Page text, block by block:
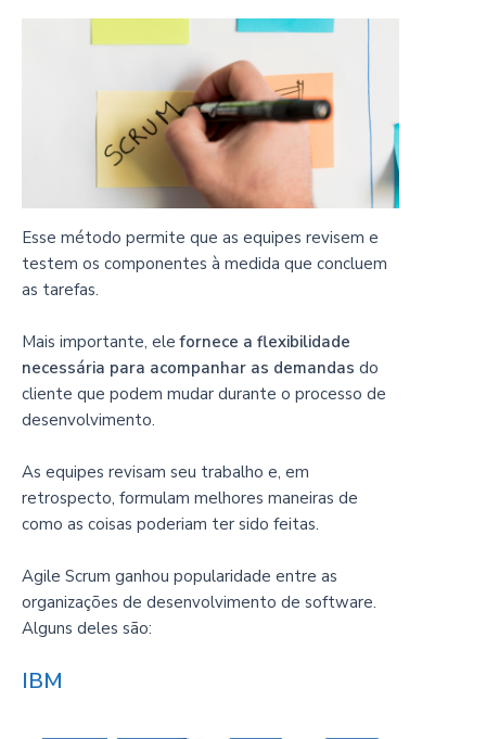
Esse método permite que as equipes revisem e
testem os componentes à medida que concluem
as tarefas.
Mais importante, elefornece a flexibilidade
necessária para acompanhar as demandas do
cliente que podem mudar durante o processo de
desenvolvimento.
As equipes revisam seu trabalho e, em
retrospecto, formulam melhores maneiras de
como as coisas poderiam ter sido feitas.
Agile Scrum ganhou popularidade entre as
organizações de desenvolvimento de software.
Alguns deles são:
IBM